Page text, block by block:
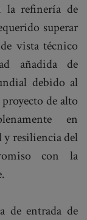
la refinería de
superar
vista técnico
añadida de
debido al
de alto
en
y resiliencia del
con la
de entrada de